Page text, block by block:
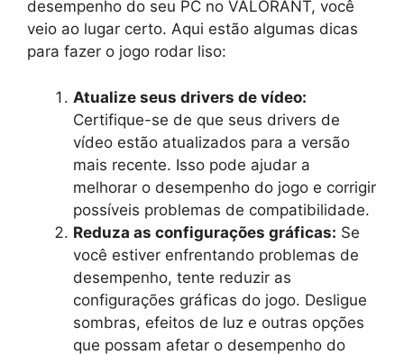
desempenho do seu PC no VALORANT, você
veio ao lugar certo. Aqui estão algumas dicas
para fazer o jogo rodar liso:
Atualize seus drivers de vídeo:
Certifique-se de que seus drivers de
vídeo estão atualizados para a versão
mais recente. Isso pode ajudar a
melhorar o desempenho do jogo e corrigir
possíveis problemas de compatibilidade.
Reduza as configurações gráficas: Se
você estiver enfrentando problemas de
desempenho, tente reduzir as
configurações gráficas do jogo. Desligue
sombras, efeitos de luz e outras opções
que possam afetar o desempenho do